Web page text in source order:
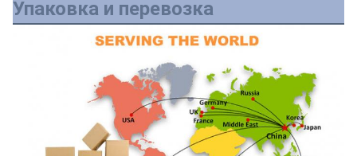
Упаковка и перевозка